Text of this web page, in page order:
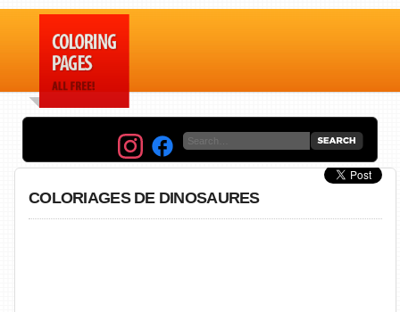
COLORIAGES DE DINOSAURES